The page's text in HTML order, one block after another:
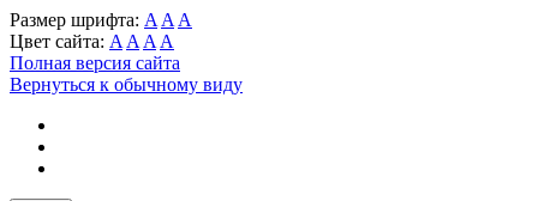
Размер шрифта: A A A
Цвет сайта: A A A A
Полная версия сайта
Вернуться к обычному виду